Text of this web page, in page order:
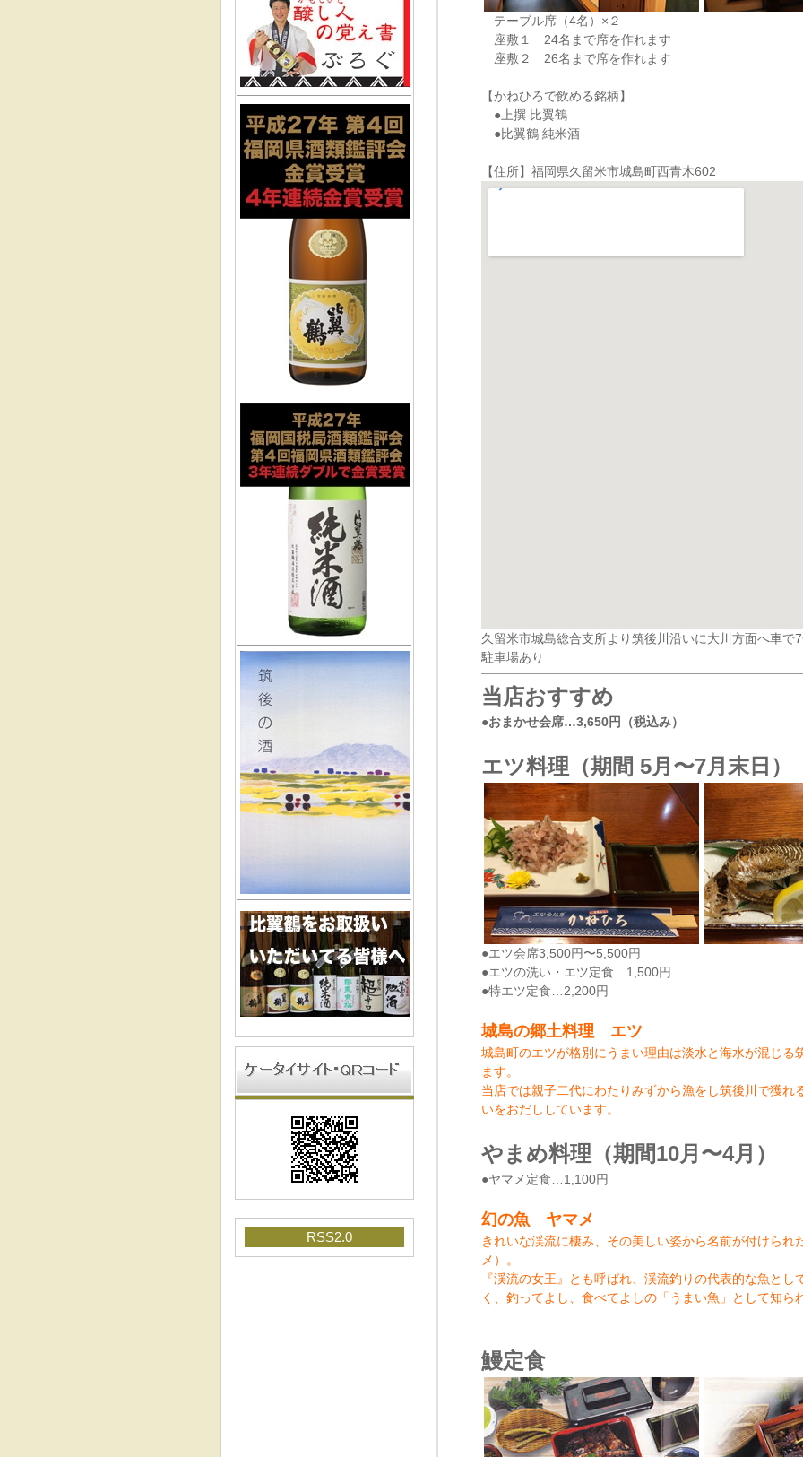
RSS2.0
テーブル席（4名）×２
座敷１ 24名まで席を作れます
座敷２ 26名まで席を作れます
【かねひろで飲める銘柄】
●上撰 比翼鶴
●比翼鶴 純米酒
【住所】福岡県久留米市城島町西青木602
久留米市城島総合支所より筑後川沿いに大川方面へ車で
駐車場あり
当店おすすめ
●おまかせ会席…3,650円（税込み）
エツ料理（期間 5月〜7月末日）
●エツ会席3,500円〜5,500円
●エツの洗い・エツ定食…1,500円
●特エツ定食…2,200円
城島の郷土料理 エツ
城島町のエツが格別にうまい理由は淡水と海水が混じる
ます。
当店では親子二代にわたりみずから漁をし筑後川で獲れ
いをおだししています。
やまめ料理（期間10月〜4月）
●ヤマメ定食…1,100円
幻の魚 ヤマメ
きれいな渓流に棲み、その美しい姿から名前が付けられ
メ）。
『渓流の女王』とも呼ばれ、渓流釣りの代表的な魚とし
く、釣ってよし、食べてよしの「うまい魚」として知ら
鰻定食